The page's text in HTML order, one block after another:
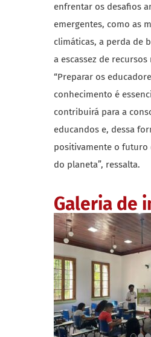
enfrentar os desafios
emergentes, como as
climáticas, a perda de
a escassez de recursos
“Preparar os
conhecimento é
contribuirá para a
educandos e, dessa
positivamente o futuro
do planeta”, ressalta.
Galeria de